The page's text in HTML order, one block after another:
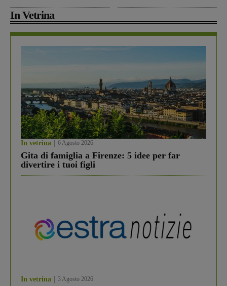
In Vetrina
In vetrina 6 Agosto 2026
Gita di famiglia a Firenze: 5 idee per far
divertire i tuoi figli
In vetrina 3 Agosto 2026